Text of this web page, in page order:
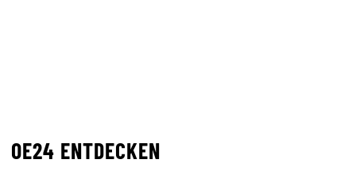
OE24 ENTDECKEN